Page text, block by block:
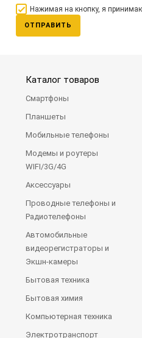
Нажимая на кнопку, я
ОТПРАВИТЬ
Каталог товаров
Смартфоны
Планшеты
Мобильные телефоны
Модемы и роутеры
WIFI/3G/4G
Аксессуары
Проводные телефоны и
Радиотелефоны
Автомобильные
видеорегистраторы и
Экшн-камеры
Бытовая техника
Бытовая химия
Компьютерная техника
Электротранспорт